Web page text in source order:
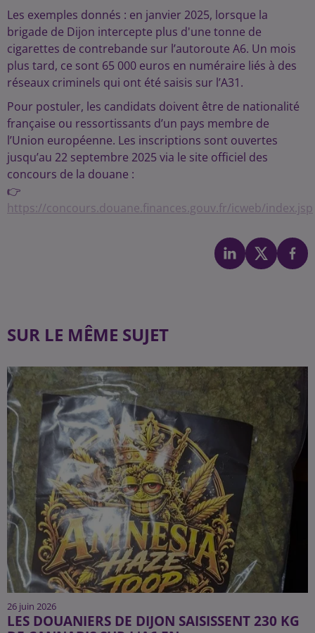
Les exemples donnés : en janvier 2025, lorsque la
brigade de Dijon intercepte plus d'une tonne de
cigarettes de contrebande sur l’autoroute A6. Un mois
plus tard, ce sont 65 000 euros en numéraire liés à des
réseaux criminels qui ont été saisis sur l’A31.
Pour postuler, les candidats doivent être de nationalité
française ou ressortissants d’un pays membre de
l’Union européenne. Les inscriptions sont ouvertes
jusqu’au 22 septembre 2025 via le site officiel des
concours de la douane :
👉
https://concours.douane.finances.gouv.fr/icweb/index.jsp
SUR LE MÊME SUJET
26 juin 2026
LES DOUANIERS DE DIJON SAISISSENT 230 KG